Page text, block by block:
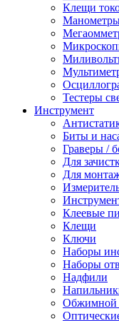
Клещи
Тестеры
Инструмент
Биты и
Граверы /
Для
Для
Клеевые
Клещи
Ключи
Наборы
Наборы
Надфили
Обжимной